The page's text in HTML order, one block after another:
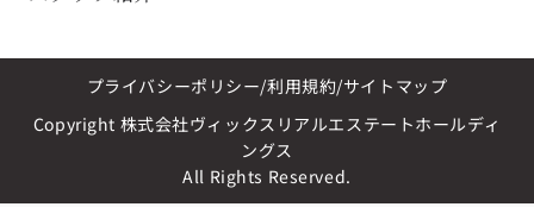
プライバシーポリシー 利用規約 サイトマップ
Copyright 株式会社ヴィックスリアルエステートホールディ
ングス
All Rights Reserved.